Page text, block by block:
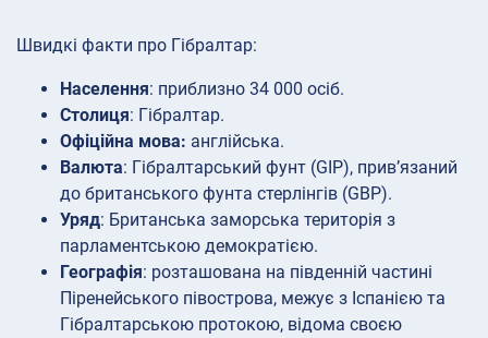
Швидкі факти про Гібралтар:
Населення: приблизно 34 000 осіб.
Столиця: Гібралтар.
Офіційна мова: англійська.
Валюта: Гібралтарський фунт (GIP), прив’язаний
до британського фунта стерлінгів (GBP).
Уряд: Британська заморська територія з
парламентською демократією.
Географія: розташована на південній частині
Піренейського півострова, межує з Іспанією та
Гібралтарською протокою, відома своєю